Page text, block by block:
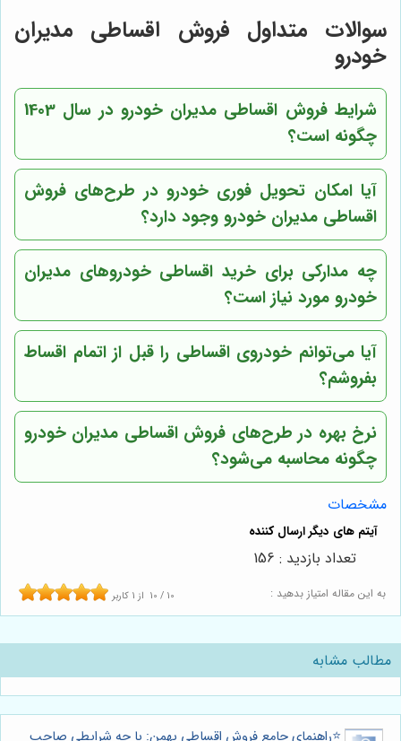
سوالات متداول فروش اقساطی مدیران
خودرو
شرایط فروش اقساطی مدیران خودرو در سال 1403
چگونه است؟
آیا امکان تحویل فوری خودرو در طرح‌های فروش
اقساطی مدیران خودرو وجود دارد؟
چه مدارکی برای خرید اقساطی خودروهای مدیران
خودرو مورد نیاز است؟
آیا می‌توانم خودروی اقساطی را قبل از اتمام اقساط
بفروشم؟
نرخ بهره در طرح‌های فروش اقساطی مدیران خودرو
چگونه محاسبه می‌شود؟
مشخصات
به این مقاله امتیاز بدهید : 10 / 10 از 1 کاربر
تعداد بازدید : 156
مطالب مشابه